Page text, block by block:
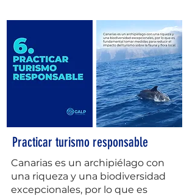
Practicar turismo responsable
Canarias es un archipiélago con
una riqueza y una biodiversidad
excepcionales, por lo que es